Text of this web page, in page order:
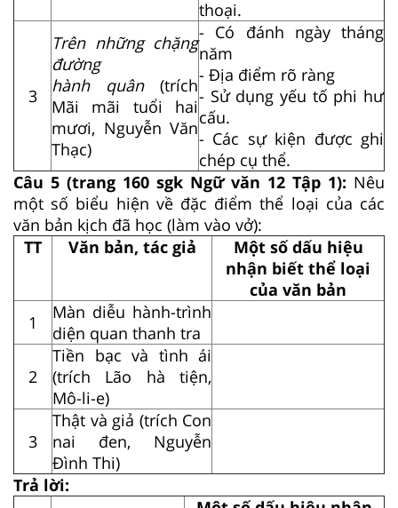
thoại.
3
Trên những chặng
đường
hành quân(trích
Mãi mãi tuổi hai
mươi, Nguyễn Văn
Thạc)
- Có đánh ngày tháng
năm
- Địa điểm rõ ràng
- Sử dụng yếu tố phi hư
cấu.
- Các sự kiện được ghi
chép cụ thể.
Câu 5 (trang 160 sgk Ngữ văn 12 Tập 1): Nêu
một số biểu hiện về đặc điểm thể loại của các
văn bản kịch đã học (làm vào vở):
TT
Văn bản, tác giả
Một số dấu hiệu
nhận biết thể loại
của văn bản
1
Màn diễu hành-trình
diện quan thanh tra
2
Tiền bạc và tình ái
(trích Lão hà tiện,
Mô-li-e)
3
Thật và giả (trích Con
nai đen, Nguyễn
Đình Thi)
Trả lời: